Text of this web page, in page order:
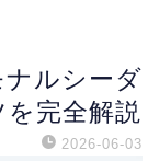
ナルシーダ
完全解説
2026-06-03